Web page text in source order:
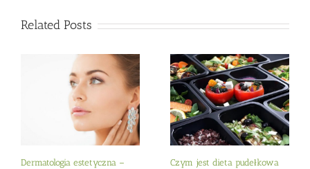
Related Posts
Dermatologia estetyczna –
Czym jest dieta pudełkowa